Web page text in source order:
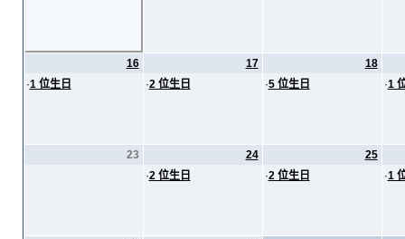
16
·1 位生日
17
·2 位生日
18
·5 位生日 ·1
23
24
·2 位生日
25
·2 位生日 ·1